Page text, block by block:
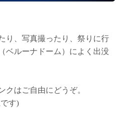
り、写真撮ったり、祭りに行
ベルーナドーム）によく出没
クはご自由にどうぞ。
す)